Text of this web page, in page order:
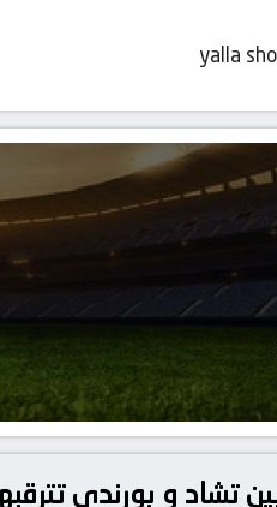
yalla
تشاد و بورندي